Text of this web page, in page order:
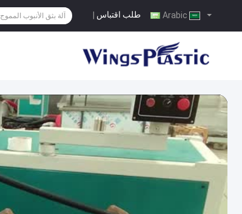
طلب اقتباس